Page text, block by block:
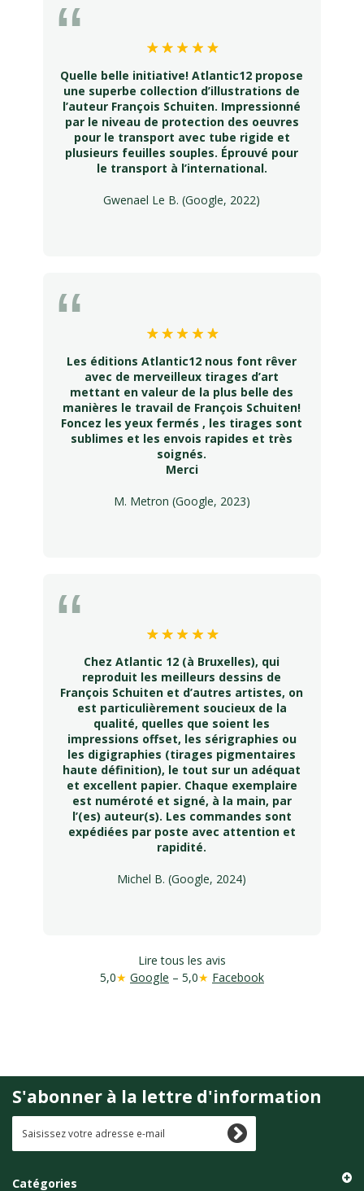
Quelle belle initiative! Atlantic12 propose
une superbe collection d’illustrations de
l’auteur François Schuiten. Impressionné
par le niveau de protection des oeuvres
pour le transport avec tube rigide et
plusieurs feuilles souples. Éprouvé pour
le transport à l’international.
Gwenael Le B. (Google, 2022)
Les éditions Atlantic12 nous font rêver
avec de merveilleux tirages d’art
mettant en valeur de la plus belle des
manières le travail de François Schuiten!
Foncez les yeux fermés , les tirages sont
sublimes et les envois rapides et très
soignés.
Merci
M. Metron (Google, 2023)
Chez Atlantic 12 (à Bruxelles), qui
reproduit les meilleurs dessins de
François Schuiten et d’autres artistes, on
est particulièrement soucieux de la
qualité, quelles que soient les
impressions offset, les sérigraphies ou
les digigraphies (tirages pigmentaires
haute définition), le tout sur un adéquat
et excellent papier. Chaque exemplaire
est numéroté et signé, à la main, par
l’(es) auteur(s). Les commandes sont
expédiées par poste avec attention et
rapidité.
Michel B. (Google, 2024)
Lire tous les avis
5,0★ Google – 5,0★ Facebook
S'abonner à la lettre d'information
Catégories